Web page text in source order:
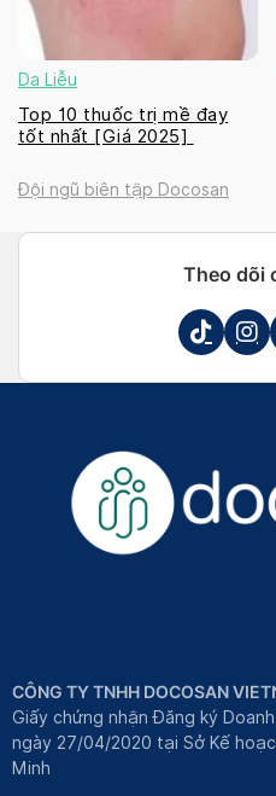
Da Liễu
Top 10 thuốc trị mề đay
tốt nhất [Giá 2025]
Đội ngũ biên tập Docosan
Theo dõi
CÔNG TY TNHH DOCOSAN
Giấy chứng nhận Đăng ký
ngày 27/04/2020 tại Sở Kế
Minh